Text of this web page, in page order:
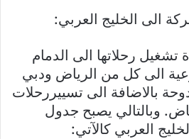
تشغيل رحلاتها الى الدمام
الى كل من الرياض ودبي
بالاضافة الى تسييررحلات
وبالتالي يصبح جدول
العربي كالآتي: